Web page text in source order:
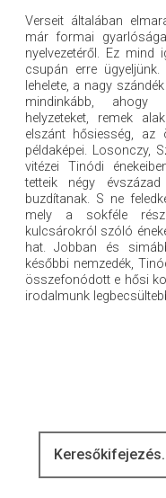
Verseit általában
már formai
nyelvezetéről. Ez
csupán erre
lehelete, a nagy
mindinkább, ahogy
helyzeteket, remek
elszánt hősiesség, az
példaképei. Losonczy,
vitézei Tinódi
tetteik négy
buzdítanak. S ne
mely a sokféle
kulcsárokról szóló
hat. Jobban és
későbbi nemzedék,
összefonódott e hősi
irodalmunk